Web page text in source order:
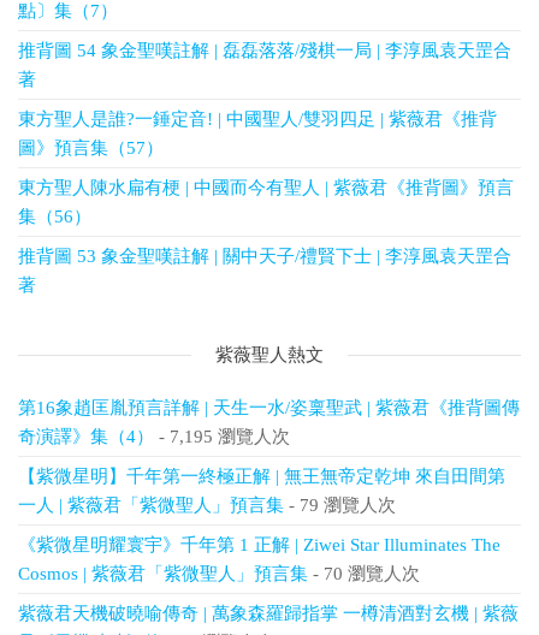
點〕集（7）
推背圖 54 象金聖嘆註解 | 磊磊落落/殘棋一局 | 李淳風袁天罡合
著
東方聖人是誰?一錘定音! | 中國聖人/雙羽四足 | 紫薇君《推背
圖》預言集（57）
東方聖人陳水扁有梗 | 中國而今有聖人 | 紫薇君《推背圖》預言
集（56）
推背圖 53 象金聖嘆註解 | 關中天子/禮賢下士 | 李淳風袁天罡合
著
紫薇聖人熱文
第16象趙匡胤預言詳解 | 天生一水/姿稟聖武 | 紫薇君《推背圖傳
奇演譯》集（4）
- 7,195 瀏覽人次
【紫微星明】千年第一終極正解 | 無王無帝定乾坤 來自田間第
一人 | 紫薇君「紫微聖人」預言集 - 79 瀏覽人次
《紫微星明耀寰宇》千年第 1 正解 | Ziwei Star Illuminates The
Cosmos | 紫薇君「紫微聖人」預言集 - 70 瀏覽人次
紫薇君天機破曉喻傳奇 | 萬象森羅歸指掌 一樽清酒對玄機 | 紫薇